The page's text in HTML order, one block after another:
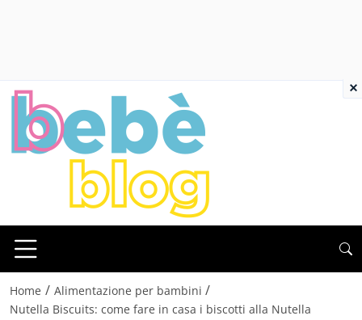
Home / Alimentazione per bambini /
Nutella Biscuits: come fare in casa i biscotti alla Nutella
×